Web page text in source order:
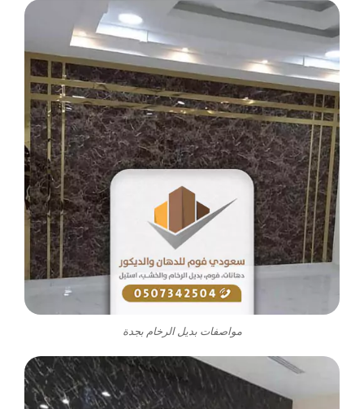
مواصفات بديل الرخام بجدة